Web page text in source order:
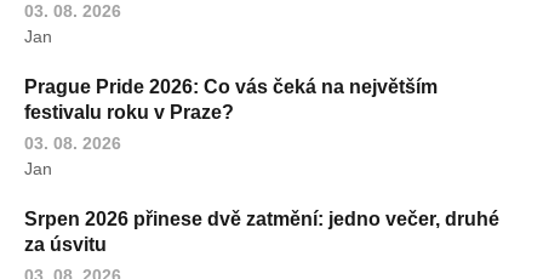
03. 08. 2026
Jan
Prague Pride 2026: Co vás čeká na největším
festivalu roku v Praze?
03. 08. 2026
Jan
Srpen 2026 přinese dvě zatmění: jedno večer, druhé
za úsvitu